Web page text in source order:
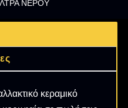
ΝΕΡΟΥ
κεραμικό